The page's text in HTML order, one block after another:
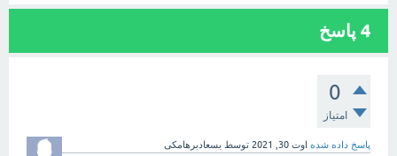
4 پاسخ
0
امتیاز
پاسخ داده شده اوت 30, 2021 توسط بسعادبرهامکی